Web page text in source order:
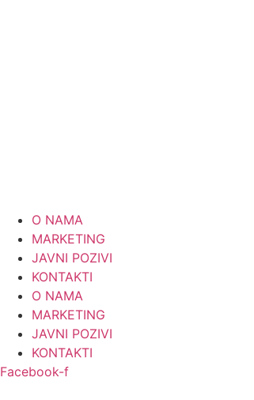
O NAMA
MARKETING
JAVNI POZIVI
KONTAKTI
O NAMA
MARKETING
JAVNI POZIVI
KONTAKTI
Facebook-f